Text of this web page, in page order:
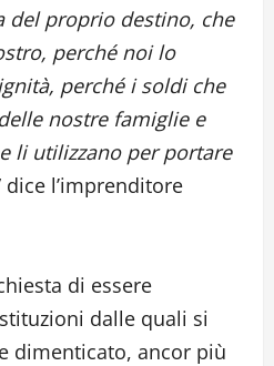
del proprio destino, che
perché noi lo
perché i soldi che
nostre famiglie e
li utilizzano per portare
dice l’imprenditore
di essere
dalle quali si
dimenticato, ancor più